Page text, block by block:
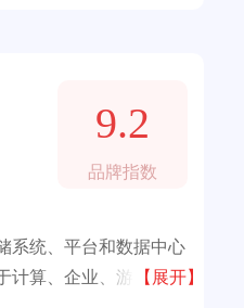
9.2
品牌指数
系统、平台和数据中心
计算、企业、游戏、硬
【展开】